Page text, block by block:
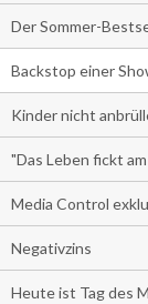
Der Sommer-
Backstop einer
Kinder nicht
"Das Leben fickt
Media Control
Negativzins
Heute ist Tag des